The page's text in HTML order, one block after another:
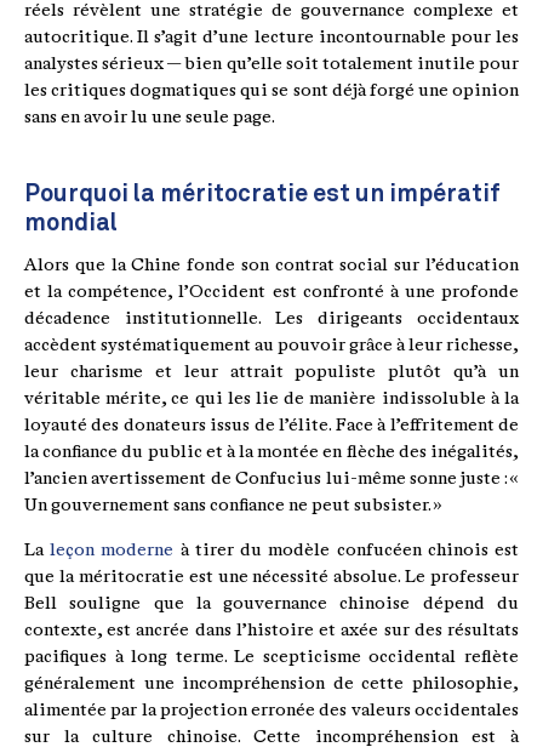
réels révèlent une stratégie de gouvernance complexe et
autocritique. Il s’agit d’une lecture incontournable pour les
analystes sérieux — bien qu’elle soit totalement inutile pour
les critiques dogmatiques qui se sont déjà forgé une opinion
sans en avoir lu une seule page.
Pourquoi la méritocratie est un impératif
mondial
Alors que la Chine fonde son contrat social sur l’éducation
et la compétence, l’Occident est confronté à une profonde
décadence institutionnelle. Les dirigeants occidentaux
accèdent systématiquement au pouvoir grâce à leur richesse,
leur charisme et leur attrait populiste plutôt qu’à un
véritable mérite, ce qui les lie de manière indissoluble à la
loyauté des donateurs issus de l’élite. Face à l’effritement de
la confiance du public et à la montée en flèche des inégalités,
l’ancien avertissement de Confucius lui-même sonne juste : «
Un gouvernement sans confiance ne peut subsister. »
Laleçon moderne à tirer du modèle confucéen chinois est
que la méritocratie est une nécessité absolue. Le professeur
Bell souligne que la gouvernance chinoise dépend du
contexte, est ancrée dans l’histoire et axée sur des résultats
pacifiques à long terme. Le scepticisme occidental reflète
généralement une incompréhension de cette philosophie,
alimentée par la projection erronée des valeurs occidentales
sur la culture chinoise. Cette incompréhension est à